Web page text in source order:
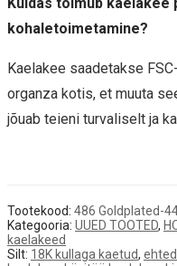
kohaletoimetamine?
Kaelakee saadetakse
organza kotis, et muuta
jõuab teieni turvaliselt ja
Tootekood: 486 Goldplated-
Kategooria: UUED TOOTED,
kaelakeed
Silt: 18K kullaga kaetud,